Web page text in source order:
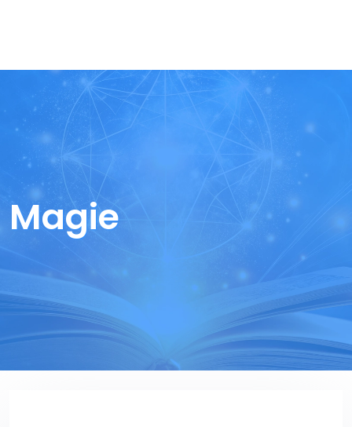
Magie